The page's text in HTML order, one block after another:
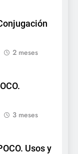
2 meses
3 meses
Usos y